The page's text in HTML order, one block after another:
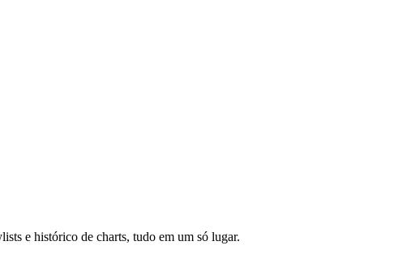
e histórico de charts, tudo em um só lugar.